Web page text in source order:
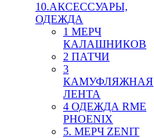
10.АКСЕССУАРЫ,
ОДЕЖДА
1 МЕРЧ
КАЛАШНИКОВ
2 ПАТЧИ
3
КАМУФЛЯЖНАЯ
ЛЕНТА
4 ОДЕЖДА RME
PHOENIX
5. МЕРЧ ZENIT